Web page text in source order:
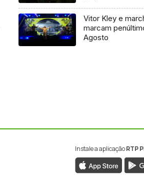
Vitor Kley e
marcam
Agosto
Instale a aplicaçãoRTP